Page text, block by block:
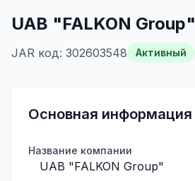
UAB "FALKON Group"
JAR код: 302603548 Активный
Основная информация
Название компании
UAB "FALKON Group"